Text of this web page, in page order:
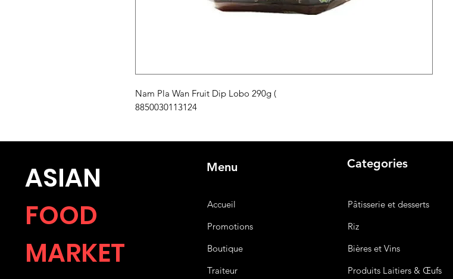
Nam Pla Wan Fruit Dip Lobo 290g (
8850030113124
ASIAN
FOOD
MARKET
Menu
Accueil
Promotions
Boutique
Traiteur
Categories
Pâtisserie et desserts
Riz
Bièreset Vins
Produits Laitiers & Œufs